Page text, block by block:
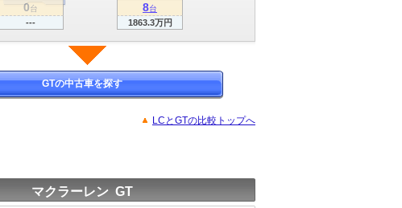
8台
1863.3万円
0台
---
GTの中古車を探す
LCとGTの比較トップへ
マクラーレン GT